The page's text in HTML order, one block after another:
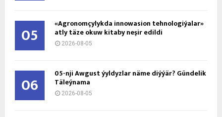
05 «Agronomçylykda innowasion tehnologiýalar»
atly täze okuw kitaby neşir edildi
2026-08-05
06 05-nji Awgust ýyldyzlar näme diýýär? Gündelik
Täleýnama
2026-08-05